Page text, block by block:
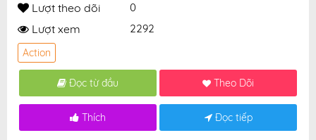
Lượt theo dõi 0
Lượt xem 2292
Action
Đọc từ đầu Theo Dõi
Thích Đọc tiếp